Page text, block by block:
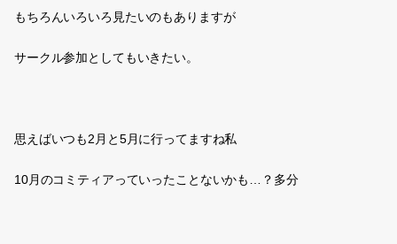
もちろんいろいろ見たいのもありますが
サークル参加としてもいきたい。
思えばいつも2月と5月に行ってますね私
10月のコミティアっていったことないかも…？多分